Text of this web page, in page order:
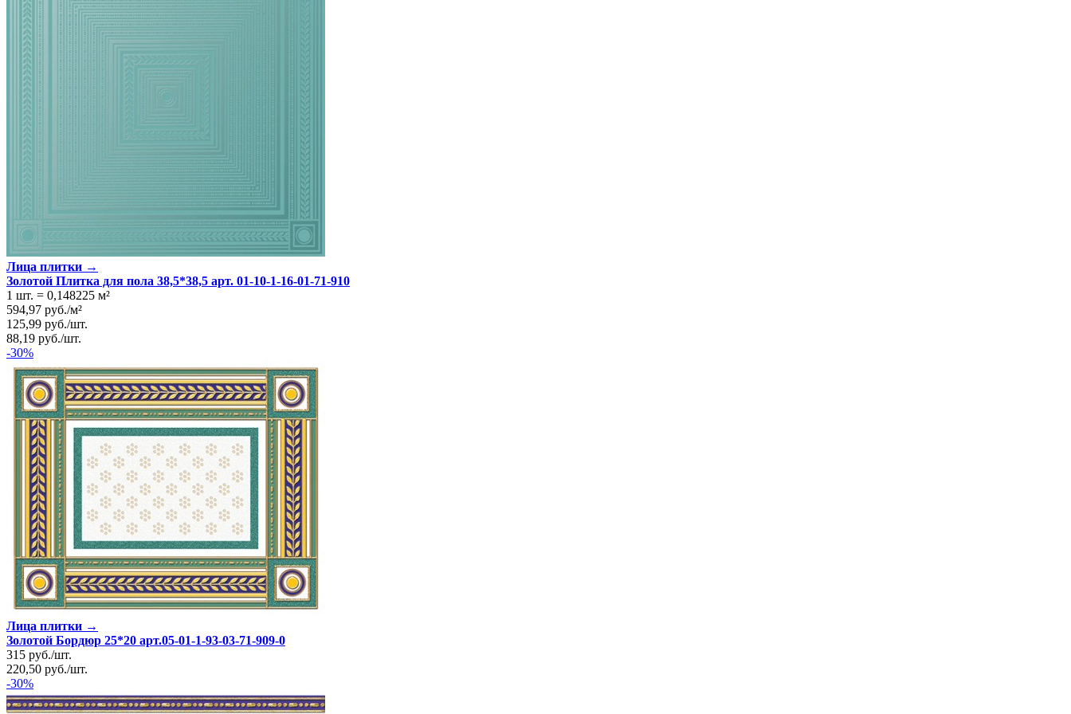
Лица плитки →
Золотой Плитка для пола 38,5*38,5 арт. 01-10-1-16-01-71-910
1 шт. = 0,148225 м²
594,97 руб./м²
125,99 руб./шт.
88,19 руб./шт.
-30%
Лица плитки →
Золотой Бордюр 25*20 арт.05-01-1-93-03-71-909-0
315 руб./шт.
220,50 руб./шт.
-30%